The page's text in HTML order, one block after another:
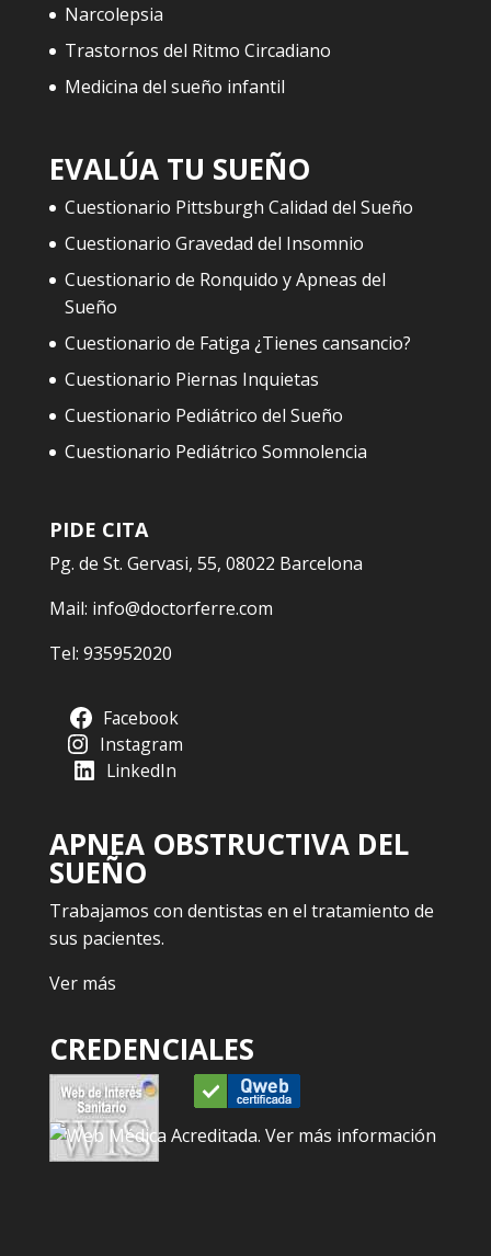
Narcolepsia
Trastornos del Ritmo Circadiano
Medicina del sueño infantil
EVALÚA TU SUEÑO
Cuestionario Pittsburgh Calidad del Sueño
Cuestionario Gravedad del Insomnio
Cuestionario de Ronquido y Apneas del
Sueño
Cuestionario de Fatiga ¿Tienes cansancio?
Cuestionario Piernas Inquietas
Cuestionario Pediátrico del Sueño
Cuestionario Pediátrico Somnolencia
PIDE CITA
Pg. de St. Gervasi, 55, 08022 Barcelona
Mail: info@doctorferre.com
Tel: 935952020
Facebook
Instagram
LinkedIn
APNEA OBSTRUCTIVA DEL
SUEÑO
Trabajamos con dentistas en el tratamiento de
sus pacientes.
Ver más
CREDENCIALES